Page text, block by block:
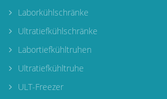
Laborkühlschränke
Ultratiefkühlschränke
Labortiefkühltruhen
Ultratiefkühltruhe
ULT-Freezer